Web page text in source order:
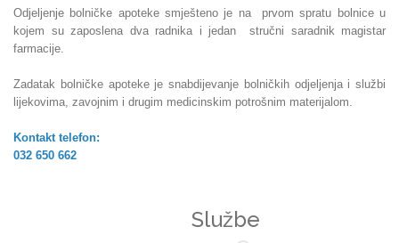
Odjeljenje bolničke apoteke smješteno je na prvom spratu bolnice u
kojem su zaposlena dva radnikai jedan stručni saradnik magistar
farmacije.
Zadatak bolničke apoteke je snabdijevanje bolničkih odjeljenja i službi
lijekovima, zavojnim i drugim medicinskim potrošnim materijalom.
Kontakt telefon:
032 650 662
Službe